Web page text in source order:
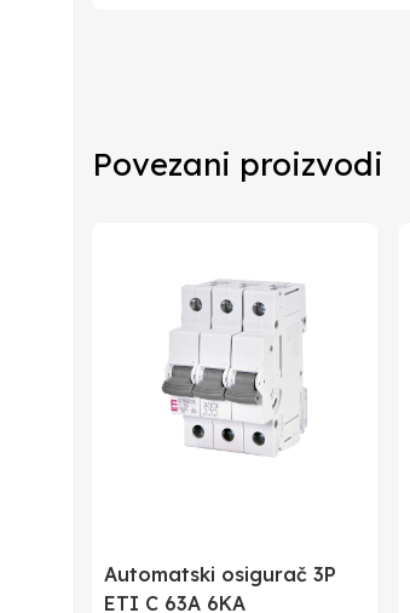
Zemlja Porekla
Povezani proizvodi
Automatski osigurač 3P
ETI C 63A 6KA